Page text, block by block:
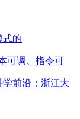
式的
可调、指令可
前沿；浙江大